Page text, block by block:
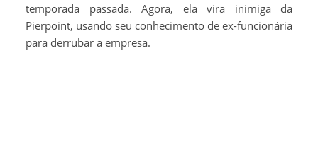
temporada passada. Agora, ela vira inimiga da
Pierpoint, usando seu conhecimento de ex-funcionária
para derrubar a empresa.